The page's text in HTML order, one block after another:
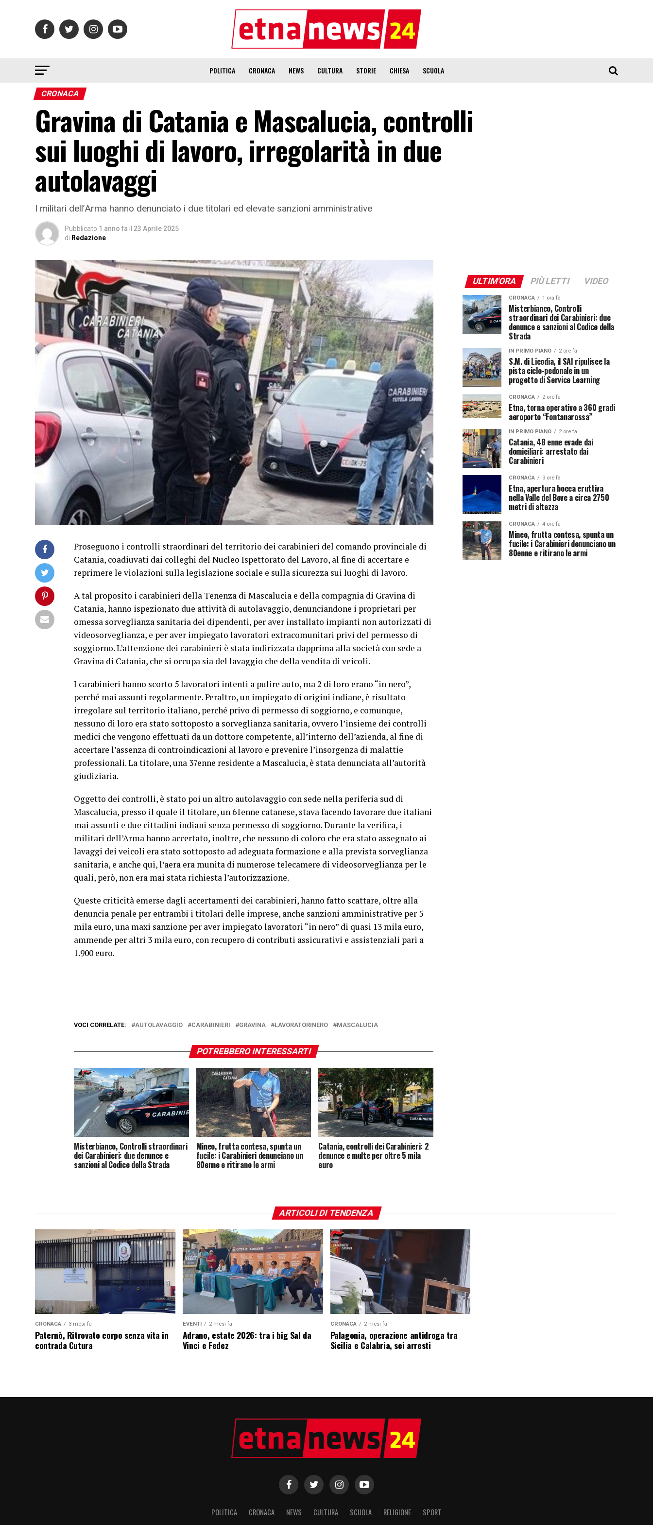
POLITICA CRONACA NEWS CULTURA STORIE CHIESA SCUOLA
CRONACA
Gravina di Catania e Mascalucia, controlli
sui luoghi di lavoro, irregolarità in due
autolavaggi
I militari dell’Arma hanno denunciato i due titolari ed elevate sanzioni amministrative
Pubblicato 1 anno fa il 23 Aprile 2025
di Redazione
Proseguono i controlli straordinari del territorio dei carabinieri del comando provinciale di
Catania, coadiuvati dai colleghi del Nucleo Ispettorato del Lavoro, al fine di accertare e
reprimere le violazioni sulla legislazione sociale e sulla sicurezza sui luoghi di lavoro.
A tal proposito i carabinieri della Tenenza di Mascalucia e della compagnia di Gravina di
Catania, hanno ispezionato due attività di autolavaggio, denunciandone i proprietari per
omessa sorveglianza sanitaria dei dipendenti, per aver installato impianti non autorizzati di
videosorveglianza, e per aver impiegato lavoratori extracomunitari privi del permesso di
soggiorno. L’attenzione dei carabinieri è stata indirizzata dapprima alla società con sede a
Gravina di Catania, che si occupa sia del lavaggio che della vendita di veicoli.
I carabinieri hanno scorto 5 lavoratori intenti a pulire auto, ma 2 di loro erano “in nero”,
perché mai assunti regolarmente. Peraltro, un impiegato di origini indiane, è risultato
irregolare sul territorio italiano, perché privo di permesso di soggiorno, e comunque,
nessuno di loro era stato sottoposto a sorveglianza sanitaria, ovvero l’insieme dei controlli
medici che vengono effettuati da un dottore competente, all’interno dell’azienda, al fine di
accertare l’assenza di controindicazioni al lavoro e prevenire l’insorgenza di malattie
professionali. La titolare, una 37enne residente a Mascalucia, è stata denunciata all’autorità
giudiziaria.
Oggetto dei controlli, è stato poi un altro autolavaggio con sede nella periferia sud di
Mascalucia, presso il quale il titolare, un 61enne catanese, stava facendo lavorare due italiani
mai assunti e due cittadini indiani senza permesso di soggiorno. Durante la verifica, i
militari dell’Arma hanno accertato, inoltre, che nessuno di coloro che era stato assegnato ai
lavaggi dei veicoli era stato sottoposto ad adeguata formazione e alla prevista sorveglianza
sanitaria, e anche qui, l’aera era munita di numerose telecamere di videosorveglianza per le
quali, però, non era mai stata richiesta l’autorizzazione.
Queste criticità emerse dagli accertamenti dei carabinieri, hanno fatto scattare, oltre alla
denuncia penale per entrambi i titolari delle imprese, anche sanzioni amministrative per 5
mila euro, una maxi sanzione per aver impiegato lavoratori “in nero” di quasi 13 mila euro,
ammende per altri 3 mila euro, con recupero di contributi assicurativi e assistenziali pari a
1.900 euro.
VOCI CORRELATE: AUTOLAVAGGIO CARABINIERI GRAVINA LAVORATORINERO MASCALUCIA
POTREBBERO INTERESSARTI
Misterbianco, Controlli straordinari
dei Carabinieri: due denunce e
sanzioni al Codice della Strada
Mineo, frutta contesa, spunta un
fucile: i Carabinieri denunciano un
80enne e ritirano le armi
Catania, controlli dei Carabinieri: 2
denunce e multe per oltre 5 mila
euro
ULTIM'ORA PIÙ LETTI VIDEO
CRONACA 1 ora fa
Misterbianco, Controlli
straordinari dei Carabinieri: due
denunce e sanzioni al Codice della
Strada
IN PRIMO PIANO 2 ore fa
S.M. di Licodia, il SAI ripulisce la
pista ciclo-pedonale in un
progetto di Service Learning
CRONACA 2 ore fa
Etna, torna operativo a 360 gradi
aeroporto “Fontanarossa”
IN PRIMO PIANO 2 ore fa
Catania, 48 enne evade dai
domiciliari: arrestato dai
Carabinieri
CRONACA 3 ore fa
Etna, apertura bocca eruttiva
nella Valle del Bove a circa 2750
metri di altezza
CRONACA 4 ore fa
Mineo, frutta contesa, spunta un
fucile: i Carabinieri denunciano un
80enne e ritirano le armi
ARTICOLI DI TENDENZA
CRONACA 3 mesi fa
Paternò, Ritrovato corpo senza vita in
contrada Cutura
EVENTI 2 mesi fa
Adrano, estate 2026: tra i big Sal da
Vinci e Fedez
CRONACA 2 mesi fa
Palagonia, operazione antidroga tra
Sicilia e Calabria, sei arresti
POLITICA CRONACA NEWS CULTURA SCUOLA RELIGIONE SPORT